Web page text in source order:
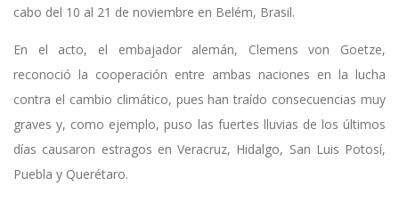
cabo del 10 al 21 de noviembre en Belém, Brasil.
En el acto, el embajador alemán, Clemens von Goetze,
reconoció la cooperación entre ambas naciones en la lucha
contra el cambio climático, pues han traído consecuencias muy
graves y, como ejemplo, puso las fuertes lluvias de los últimos
días causaron estragos en Veracruz, Hidalgo, San Luis Potosí,
Puebla y Querétaro.